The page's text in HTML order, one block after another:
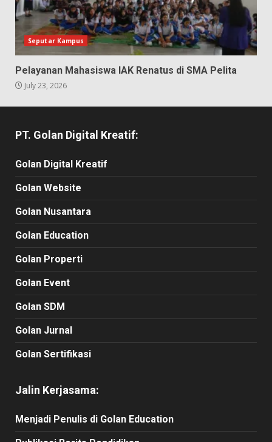
Seputar Kampus
Pelayanan Mahasiswa IAK Renatus di SMA Pelita
July 23, 2026
PT. Golan Digital Kreatif:
Golan Digital Kreatif
Golan Website
Golan Nusantara
Golan Education
Golan Properti
Golan Event
Golan SDM
Golan Jurnal
Golan Sertifikasi
Jalin Kerjasama:
Menjadi Penulis di Golan Education